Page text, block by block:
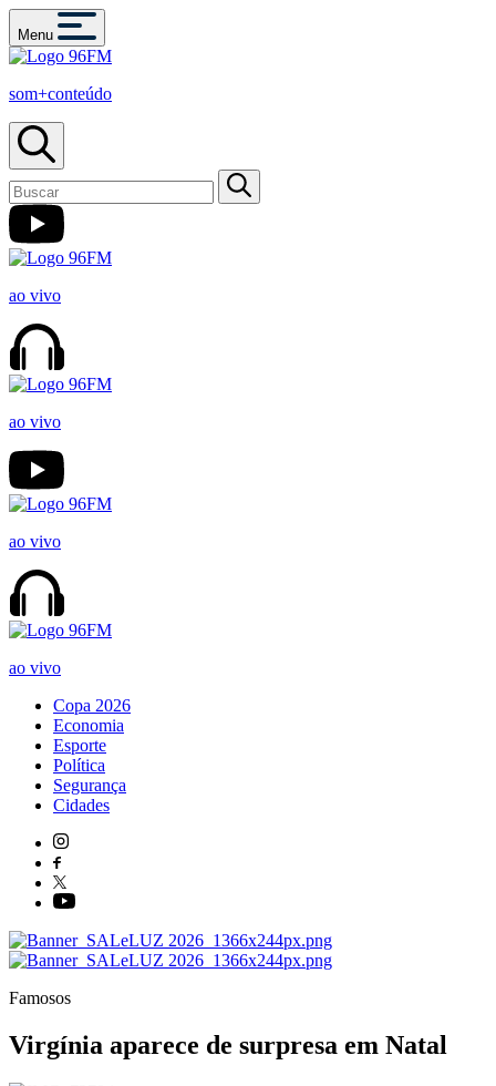
Menu
som+conteúdo
ao vivo
ao vivo
ao vivo
ao vivo
Copa 2026
Economia
Esporte
Política
Segurança
Cidades
Famosos
Virgínia aparece de surpresa em Natal